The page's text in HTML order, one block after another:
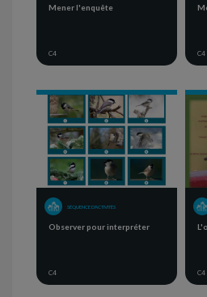
Mener l'enquête
C4 C4
SÉQUENCE D'ACTIVITÉS
Observer pour interpréter
C4 C4